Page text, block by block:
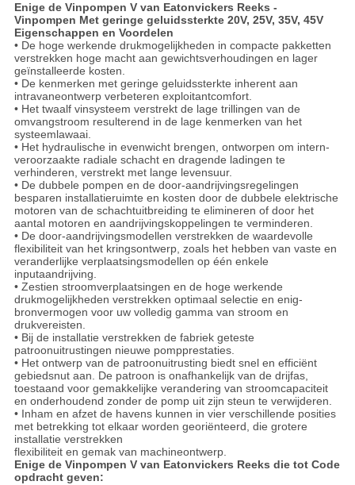
Enige de Vinpompen V van Eatonvickers Reeks -
Vinpompen Met geringe geluidssterkte 20V, 25V, 35V, 45V
Eigenschappen en Voordelen
• De hoge werkende drukmogelijkheden in compacte pakketten
verstrekken hoge macht aan gewichtsverhoudingen en lager
geïnstalleerde kosten.
• De kenmerken met geringe geluidssterkte inherent aan
intravaneontwerp verbeteren exploitantcomfort.
• Het twaalf vinsysteem verstrekt de lage trillingen van de
omvangstroom resulterend in de lage kenmerken van het
systeemlawaai.
• Het hydraulische in evenwicht brengen, ontworpen om intern-
veroorzaakte radiale schacht en dragende ladingen te
verhinderen, verstrekt met lange levensuur.
• De dubbele pompen en de door-aandrijvingsregelingen
besparen installatieruimte en kosten door de dubbele elektrische
motoren van de schachtuitbreiding te elimineren of door het
aantal motoren en aandrijvingskoppelingen te verminderen.
• De door-aandrijvingsmodellen verstrekken de waardevolle
flexibiliteit van het kringsontwerp, zoals het hebben van vaste en
veranderlijke verplaatsingsmodellen op één enkele
inputaandrijving.
• Zestien stroomverplaatsingen en de hoge werkende
drukmogelijkheden verstrekken optimaal selectie en enig-
bronvermogen voor uw volledig gamma van stroom en
drukvereisten.
• Bij de installatie verstrekken de fabriek geteste
patroonuitrustingen nieuwe pompprestaties.
• Het ontwerp van de patroonuitrusting biedt snel en efficiënt
gebiedsnut aan. De patroon is onafhankelijk van de drijfas,
toestaand voor gemakkelijke verandering van stroomcapaciteit
en onderhoudend zonder de pomp uit zijn steun te verwijderen.
• Inham en afzet de havens kunnen in vier verschillende posities
met betrekking tot elkaar worden georiënteerd, die grotere
installatie verstrekken
flexibiliteit en gemak van machineontwerp.
Enige de Vinpompen V van Eatonvickers Reeks die tot Code
opdracht geven: